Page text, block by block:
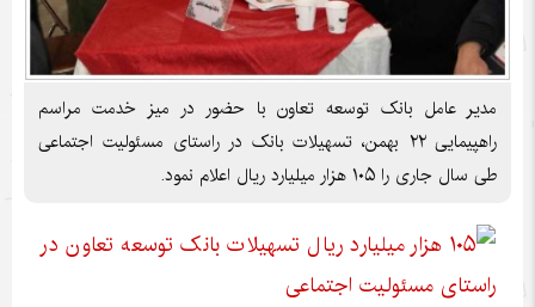
مدیر عامل بانک توسعه تعاون با حضور در میز خدمت مراسم
راهپیمایی ۲۲ بهمن، تسهیلات بانک در راستای مسئولیت اجتماعی
طی سال جاری را ۱۰۵ هزار میلیارد ریال اعلام نمود.